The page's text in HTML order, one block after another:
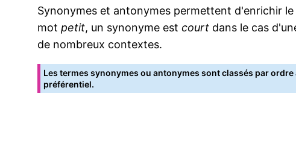
Synonymes et antonymes permettent d'enrichir
mot petit, un synonyme est court dans le cas
de nombreux contextes.
Les termes synonymes ou antonymes sont classés par
préférentiel.